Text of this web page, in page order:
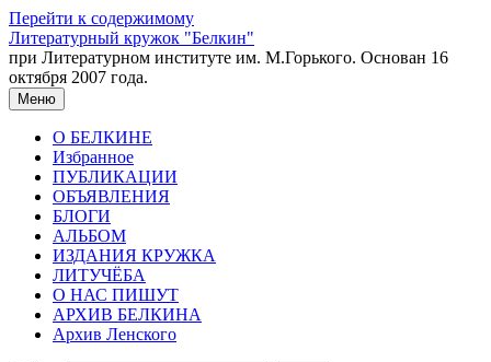
Перейти к содержимому
Литературный кружок "Белкин"
при Литературном институте им. М.Горького. Основан 16
октября 2007 года.
Меню
О БЕЛКИНЕ
Избранное
ПУБЛИКАЦИИ
ОБЪЯВЛЕНИЯ
БЛОГИ
АЛЬБОМ
ИЗДАНИЯ КРУЖКА
ЛИТУЧЁБА
О НАС ПИШУТ
АРХИВ БЕЛКИНА
Архив Ленского